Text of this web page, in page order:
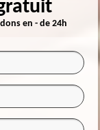
en - de 24h